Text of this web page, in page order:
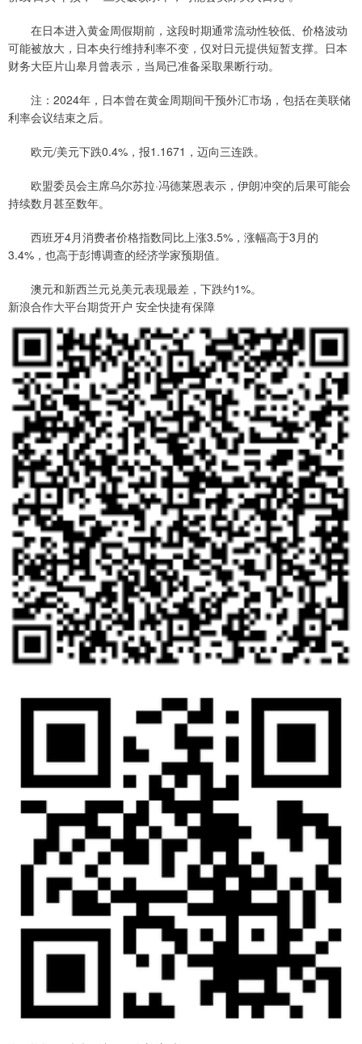
在日本进入黄金周假期前，这段时期通常流动性较低、价格波动
可能被放大，日本央行维持利率不变，仅对日元提供短暂支撑。日本
财务大臣片山皋月曾表示，当局已准备采取果断行动。
注：2024年，日本曾在黄金周期间干预外汇市场，包括在美联储
利率会议结束之后。
欧元/美元下跌0.4%，报1.1671，迈向三连跌。
欧盟委员会主席乌尔苏拉·冯德莱恩表示，伊朗冲突的后果可能会
持续数月甚至数年。
西班牙4月消费者价格指数同比上涨3.5%，涨幅高于3月的
3.4%，也高于彭博调查的经济学家预期值。
澳元和新西兰元兑美元表现最差，下跌约1%。
新浪合作大平台期货开户 安全快捷有保障